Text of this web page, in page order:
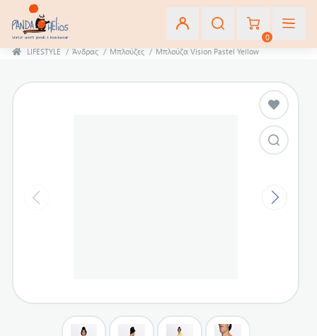
0
LIFESTYLE / Άνδρας / Μπλούζες / Μπλούζα Vision Pastel Yellow